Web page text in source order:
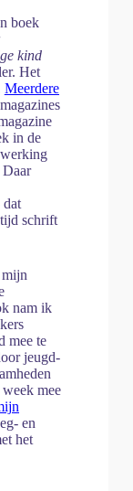
boek
kind
Het
Meerdere
in de
dat
schrift
nam ik
mee te
jeugd-
mee
en
het